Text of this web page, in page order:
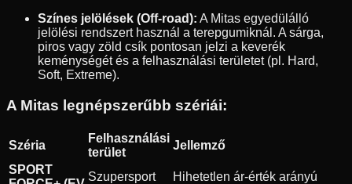
Színes jelölések (Off-road): A Mitas egyedülálló
jelölési rendszert használ a terepgumiknál. A sárga,
piros vagy zöld csík pontosan jelzi a keverék
keménységét és a felhasználási területet (pl. Hard,
Soft, Extreme).
A Mitas legnépszerűbb szériái:
Széria
Felhasználási
terület
Jellemző
SPORT
Szupersport
Hihetetlen ár-érték arányú